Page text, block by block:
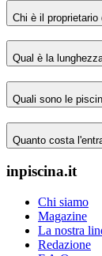
Chi è il
Qual è la
Quali sono le
Quanto costa
inpiscina.it
Chi siamo
Magazine
La nostra
Redazione